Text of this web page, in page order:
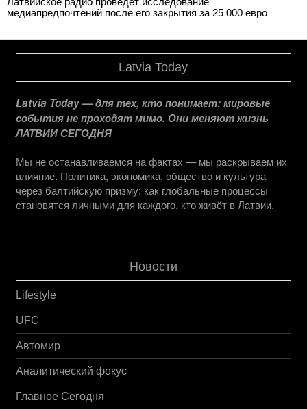
медиапредпочтений после его закрытия за 25 000 евро
Latvia Today
Latvia Today — для тех, кто понимает: мировые
события не проходят мимо. Они меняют жизнь
ЛАТВИИ СЕГОДНЯ
Мы не останавливаемся на фактах — мы раскрываем их
влияние. Политика, экономика, общество и культура
через балтийскую призму: как глобальные процессы
становятся личными для каждого, кто живёт в Латвии.
Новости
Lifestyle
UFC
Автомир
Аналитический фокус
Главное Сегодня